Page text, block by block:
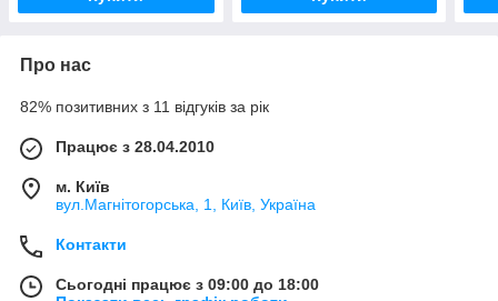
Про нас
82% позитивних з 11 відгуків за рік
Працює з 28.04.2010
м. Київ
вул.Магнітогорська, 1, Київ, Україна
Контакти
Сьогодні працює з 09:00 до 18:00